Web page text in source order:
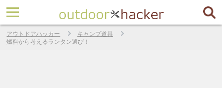
アウトドアハッカー
キャンプ道具
燃料から考えるランタン選び！